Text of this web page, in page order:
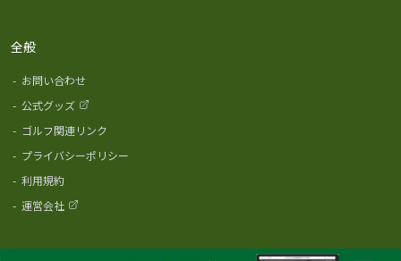
全般
- お問い合わせ
- 公式グッズ
- ゴルフ関連リンク
- プライバシーポリシー
- 利用規約
- 運営会社